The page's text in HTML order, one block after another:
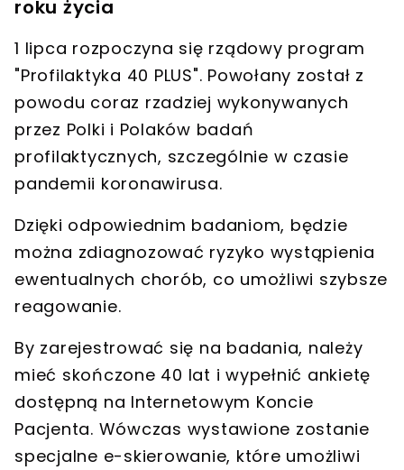
roku życia
1 lipca rozpoczyna się rządowy program
"Profilaktyka 40 PLUS". Powołany został z
powodu coraz rzadziej wykonywanych
przez Polki i Polaków badań
profilaktycznych, szczególnie w czasie
pandemii koronawirusa.
Dzięki odpowiednim badaniom, będzie
można zdiagnozować ryzyko wystąpienia
ewentualnych chorób, co umożliwi szybsze
reagowanie.
By zarejestrować się na badania, należy
mieć skończone 40 lat i wypełnić ankietę
dostępną na Internetowym Koncie
Pacjenta. Wówczas wystawione zostanie
specjalne e-skierowanie, które umożliwi